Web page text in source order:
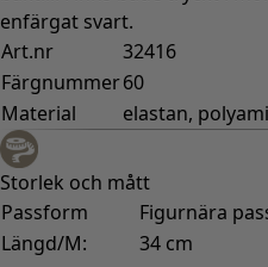
Shoppa stilen
Klassisk och allmoge inredning